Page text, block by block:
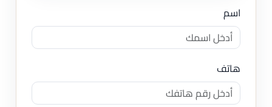
اسم
هاتف